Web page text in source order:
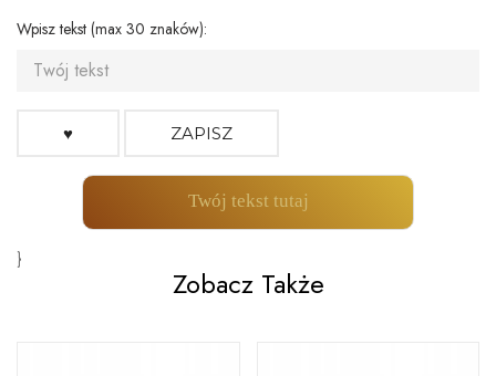
Wpisz tekst (max 30 znaków):
♥ ZAPISZ
Twój tekst tutaj
}
Zobacz Także